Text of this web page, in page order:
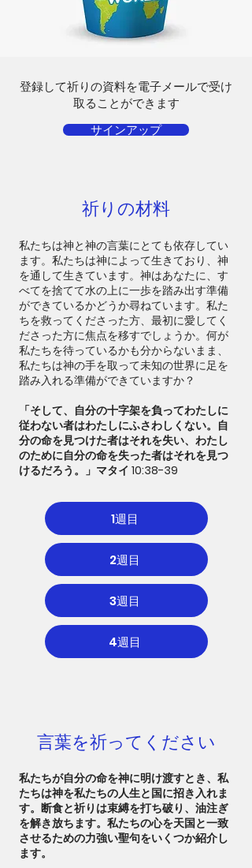
登録して祈りの資料を電子メールで受け
取ることができます
サインアップ
祈りの材料
私たちは神と神の言葉にとても依存してい
ます。私たちは神によって生きており、神
を通して生きています。神はあなたに、す
べてを捨てて水の上に一歩を踏み出す準備
ができているかどうか尋ねています。私た
ちを救ってくださった方、最初に愛してく
ださった方に焦点を移すでしょうか。何が
私たちを待っているかも分からないまま、
私たちは神の手を取って未知の世界に足を
踏み入れる準備ができていますか？
「そして、自分の十字架を負ってわたしに
従わない者はわたしにふさわしくない。自
分の命を見つけた者はそれを失い、わたし
のために自分の命を失った者はそれを見つ
けるだろう。」マタイ 10:38-39
1週目
2週目
3週目
4週目
言葉を祈ってください
私たちが自分の命を神に明け渡すとき、私
たちは神を私たちの人生と国に招き入れま
す。断食と祈りは束縛を打ち破り、油注ぎ
を解き放ちます。私たちの心を天国と一致
させるための力強い聖句をいくつか紹介し
ます。